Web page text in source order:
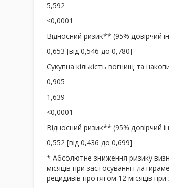
5,592
<0,0001
Відносний ризик** (95% довірчий
0,653 [від 0,546 до 0,780]
Сукупна кількість вогнищ та
0,905
1,639
<0,0001
Відносний ризик** (95% довірчий
0,552 [від 0,436 до 0,699]
* Абсолютне зниження ризику
місяців при застосуванні
рецидивів протягом 12 місяців